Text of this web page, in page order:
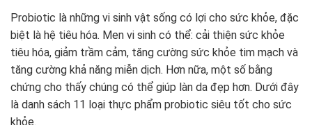
Probiotic là những vi sinh vật sống có lợi cho sức khỏe, đặc
biệt là hệ tiêu hóa. Men vi sinh có thể: cải thiện sức khỏe
tiêu hóa, giảm trầm cảm, tăng cường sức khỏe tim mạch và
tăng cường khả năng miễn dịch. Hơn nữa, một số bằng
chứng cho thấy chúng có thể giúp làn da đẹp hơn. Dưới đây
là danh sách 11 loại thực phẩm probiotic siêu tốt cho sức
khỏe.